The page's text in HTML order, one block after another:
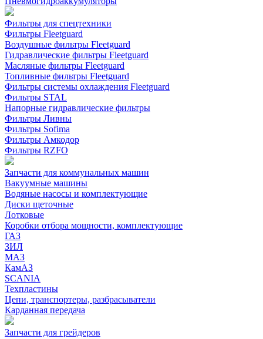
Фильтры для спецтехники
Фильтры Fleetguard
Воздушные фильтры Fleetguard
Гидравлические фильтры Fleetguard
Масляные фильтры Fleetguard
Топливные фильтры Fleetguard
Фильтры системы охлаждения Fleetguard
Фильтры STAL
Напорные гидравлические фильтры
Фильтры Ливны
Фильтры Sofima
Фильтры Амкодор
Фильтры RZFO
Запчасти для коммунальных машин
Вакуумные машины
Водяные насосы и комплектующие
Диски щеточные
Лотковые
Коробки отбора мощности, комплектующие
ГАЗ
ЗИЛ
МАЗ
КамАЗ
SCANIA
Техпластины
Цепи, транспортеры, разбрасыватели
Карданная передача
Запчасти для грейдеров